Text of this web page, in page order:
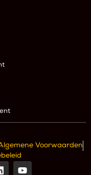
Voorwaarden